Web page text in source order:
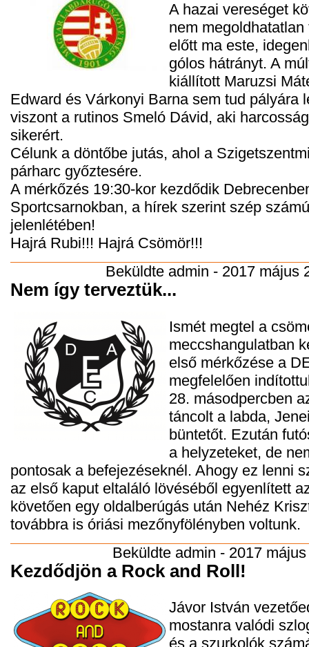
A hazai vereséget
nem
előtt ma este,
gólos hátrányt. A
kiállított Maruzsi
Edward és Várkonyi Barna sem tud pályára
viszont a rutinos Smeló Dávid, aki
sikerért.
Célunk a döntőbe jutás, ahol a
párharc győztesére.
A mérkőzés 19:30-kor kezdődik
Sportcsarnokban, a hírek szerint szép
jelenlétében!
Hajrá Rubi!!! Hajrá Csömör!!!
Beküldte admin - 2017 május
Nem így terveztük...
Ismét megtel a
meccshangulatban
első mérkőzése a
megfelelően
28. másodpercben
táncolt a labda,
büntetőt. Ezután
a helyzeteket, de
pontosak a befejezéseknél. Ahogy ez lenni
az első kaput eltaláló lövéséből egyenlített
követően egy oldalberúgás után Nehéz
továbbra is óriási mezőnyfölényben voltunk.
Beküldte admin - 2017
Kezdődjön a Rock and Roll!
Jávor István
mostanra valódi
és a szurkolók